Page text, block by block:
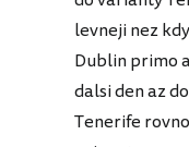
levneji nez
Dublin primo
dalsi den az
Tenerife